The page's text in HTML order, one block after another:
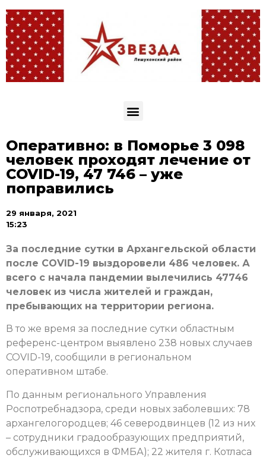
Оперативно: в Поморье 3 098
человек проходят лечение от
COVID-19, 47 746 – уже
поправились
29 января, 2021
15:23
За последние сутки в Архангельской области
после COVID-19 выздоровели 486 человек. А
всего с начала пандемии вылечились 47746
человек из числа жителей и граждан,
пребывающих на территории региона.
В то же время за последние сутки областным
референс-центром выявлено 238 новых случаев
COVID-19, сообщили в региональном
оперативном штабе.
По данным регионального Управления
Роспотребнадзора, среди новых заболевших: 78
архангелогородцев; 46 северодвинцев (12 из них
– сотрудники градообразующих предприятий,
обслуживающихся в ФМБА); 22 жителя г. Котласа